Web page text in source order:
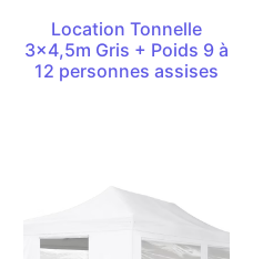
Location Tonnelle
3×4,5m Gris + Poids 9 à
12 personnes assises